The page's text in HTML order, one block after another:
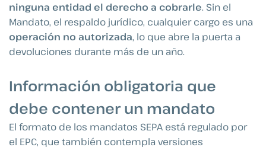
ninguna entidad el derecho a cobrarle. Sin el
Mandato, el respaldo jurídico, cualquier cargo es una
operación no autorizada, lo que abre la puerta a
devoluciones durante más de un año.
Información obligatoria que
debe contener un mandato
El formato de los mandatos SEPA está regulado por
el EPC, que también contempla versiones